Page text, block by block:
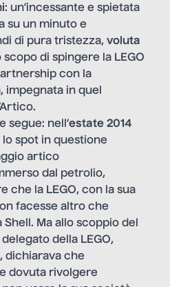
: un’incessante e spietata
su un minuto e
di pura tristezza, voluta
scopo di spingere la LEGO
con la
in quel
segue: nell’estate 2014
spot in questione
artico
dal petrolio,
che la LEGO, con la sua
facesse altro che
Ma allo scoppio del
della LEGO,
, dichiarava che
dovuta rivolgere